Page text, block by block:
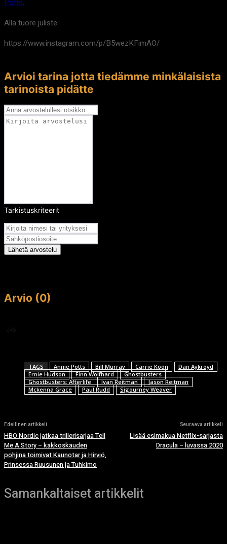
Potts.
Alla tuore juliste:
https://www.instagram.com/p/B5wezKFimAO/
Arvioi tarina jotta tiedämme minkälaisista
tarinoista pidätte
Tarkistuskriteerit
Lähetä arvostelu
Arvio (0)
TAGS Annie Potts Bill Murray Carrie Koon
Dan Aykroyd
Ernie Hudson
Finn Wolfhard
Ghostbusters
Ghostbusters: Afterlife
Ivan Reitman
Jason Reitman
Mckenna Grace
Paul Rudd Sigourney Weaver
Edellinen artikkeli
HBO Nordic jatkaa trillerisarjaa Tell
Me A Story – kakkoskauden
pohjina toimivat Kaunotar ja Hirviö,
Prinsessa Ruusunen ja Tuhkimo
Seuraava artikkeli
Lisää esimakua Netflix-sarjasta
Dracula – luvassa 2020
Samankaltaiset artikkelit